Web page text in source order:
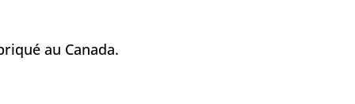
au Canada.